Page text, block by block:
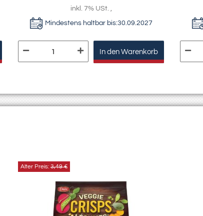
inkl. 7% USt. ,
Mindestens haltbar bis:30.09.2027
In den Warenkorb
Alter Preis: 3,49 €